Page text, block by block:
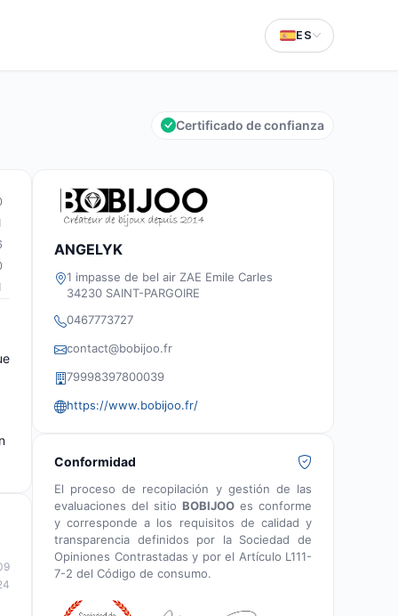
ES
Certificado de confianza
ANGELYK
1 impasse de bel air ZAE Emile Carles
34230 SAINT-PARGOIRE
0467773727
contact@bobijoo.fr
79998397800039
https://www.bobijoo.fr/
Conformidad
El proceso de recopilación y gestión de las
evaluaciones del sitio BOBIJOO es conforme
y corresponde a los requisitos de calidad y
transparencia definidos por la Sociedad de
Opiniones Contrastadas y por el Artículo L111-
7-2 del Código de consumo.